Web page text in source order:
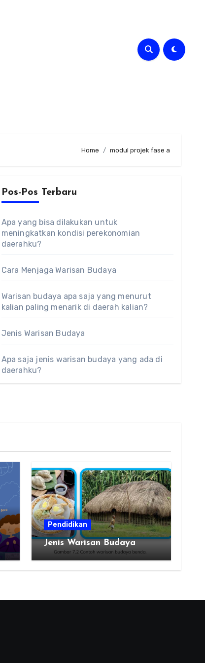
Home modul projek fase a
Pos-Pos Terbaru
Apa yang bisa dilakukan untuk
meningkatkan kondisi perekonomian
daerahku?
Cara Menjaga Warisan Budaya
Warisan budaya apa saja yang menurut
kalian paling menarik di daerah kalian?
Jenis Warisan Budaya
Apa saja jenis warisan budaya yang ada di
daerahku?
Pendidikan
Jenis Warisan Budaya